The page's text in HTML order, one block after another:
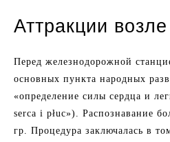
Аттракции
Перед железнодорожной
основных пункта народных
«определение силы сердца и
serca i płuc»). Распознавание
гр. Процедура заключалась в